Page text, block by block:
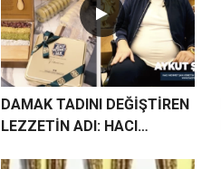
DAMAK TADINI DEĞİŞTİREN
LEZZETİN ADI: HACI